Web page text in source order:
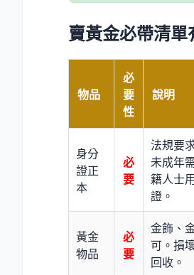
賣黃金必帶清單
物品
必
要
性
說明
身分
證正
本
必
要
法規要
未成年
籍人士
證。
黃金
物品
必
要
金飾、
可。損
回收。